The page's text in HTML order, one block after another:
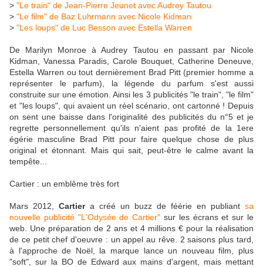
> "Le train" de Jean-Pierre Jeunet avec Audrey Tautou
> "Le film" de Baz Luhrmann avec Nicole Kidman
> "Les loups" de Luc Besson avec Estella Warren
De Marilyn Monroe à Audrey Tautou en passant par Nicole
Kidman, Vanessa Paradis, Carole Bouquet, Catherine Deneuve,
Estella Warren ou tout dernièrement Brad Pitt (premier homme a
représenter le parfum), la légende du parfum s'est aussi
construite sur une émotion. Ainsi les 3 publicités "le train", "le film"
et "les loups", qui avaient un réel scénario, ont cartonné ! Depuis
on sent une baisse dans l'originalité des publicités du n°5 et je
regrette personnellement qu'ils n'aient pas profité de la 1ere
égérie masculine Brad Pitt pour faire quelque chose de plus
original et étonnant. Mais qui sait, peut-être le calme avant la
tempête...
Cartier : un emblême très fort
Mars 2012, Cartiera créé un buzz de féérie en publiant sa
nouvelle publicité "L'Odysée de Cartier" sur les écrans et sur le
web. Une préparation de 2 ans et 4 millions € pour la réalisation
de ce petit chef d'oeuvre : un appel au rêve. 2 saisons plus tard,
à l'approche de Noël, la marque lance un nouveau film, plus
"soft", sur la BO de Edward aux mains d'argent, mais mettant